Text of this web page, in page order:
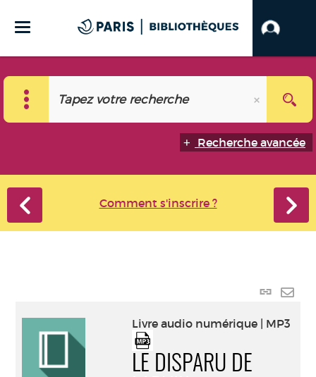
Recherche avancée
Comment s'inscrire ?
Lien
par
Livre audio numérique | MP3
LE DISPARU DE